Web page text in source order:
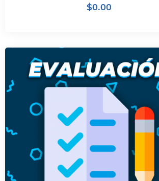
$0.00